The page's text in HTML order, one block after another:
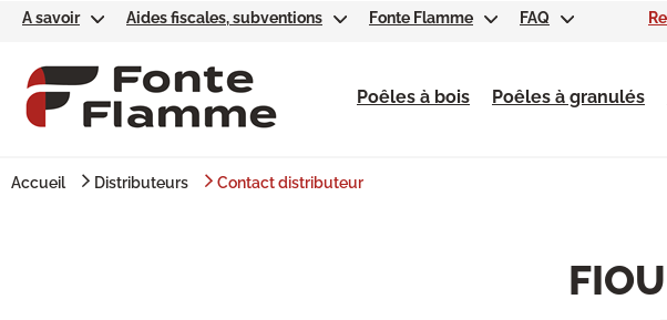
Poêles à bois Poêles à granulés
A savoir Aides fiscales, subventions Fonte Flamme FAQ
Accueil Distributeurs Contact distributeur